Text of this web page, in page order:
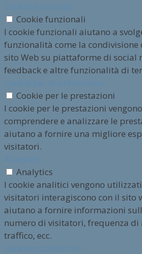
Cookie funzionali
I cookie funzionali aiutano a
funzionalità come la condivisione
sito Web su piattaforme di social
feedback e altre funzionalità di
Cookie per le prestazioni
I cookie per le prestazioni
comprendere e analizzare le
aiutano a fornire una migliore
visitatori.
Analytics
I cookie analitici vengono
visitatori interagiscono con il sito
aiutano a fornire informazioni
numero di visitatori, frequenza
traffico, ecc.